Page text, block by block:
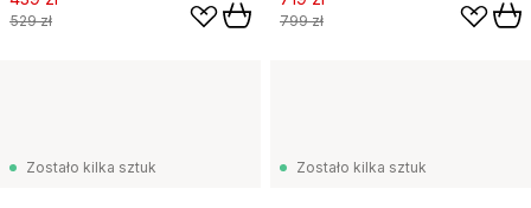
529 zł 799 zł
Zostało kilka sztuk Zostało kilka sztuk